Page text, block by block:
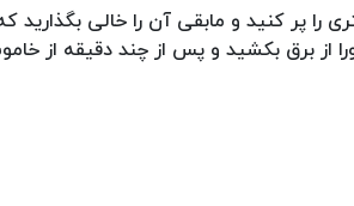
که ما برای شما داریم این است که نهایتا 75% حجم کتری را پر کنید و
از برق بکشید و پس از چند دقیقه از